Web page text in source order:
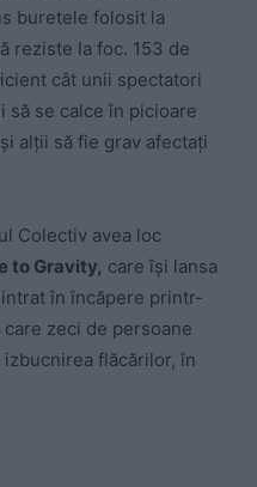
buretele folosit la
reziste la foc. 153 de
cât unii spectatori
să se calce în picioare
alții să fie grav afectați
Colectiv avea loc
to Gravity, care își lansa
în încăpere printr-
zeci de persoane
izbucnirea flăcărilor, în